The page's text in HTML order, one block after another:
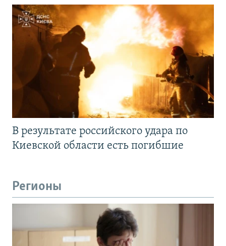
В результате российского удара по
Киевской области есть погибшие
Регионы